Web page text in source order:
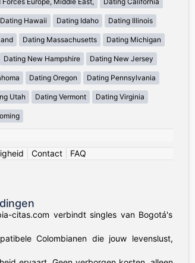
Dating Hawaii Dating Idaho Dating Illinois
Dating Massachusetts Dating Michigan
Dating New Hampshire Dating New Jersey
Dating Oregon Dating Pennsylvania
Utah Dating Vermont Dating Virginia
Contact FAQ
citas.com verbindt singles van Bogotá's
Colombianen die jouw levenslust,